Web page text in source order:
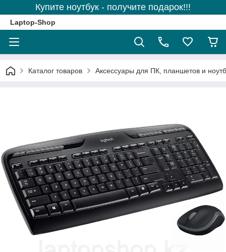
Купите ноутбук - получите подарок!!!
Laptop-Shop
Каталог товаров Аксессуары для ПК, планшетов и